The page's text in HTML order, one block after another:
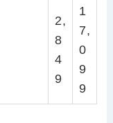
2,
8
4
9
1
7,
0
9
9